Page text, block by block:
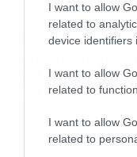
I want to allow
related to
device identifiers
I want to allow
related to
I want to allow
related to
02/08/2026 20:40
Λεβαδειακός:
γκολκίπερ